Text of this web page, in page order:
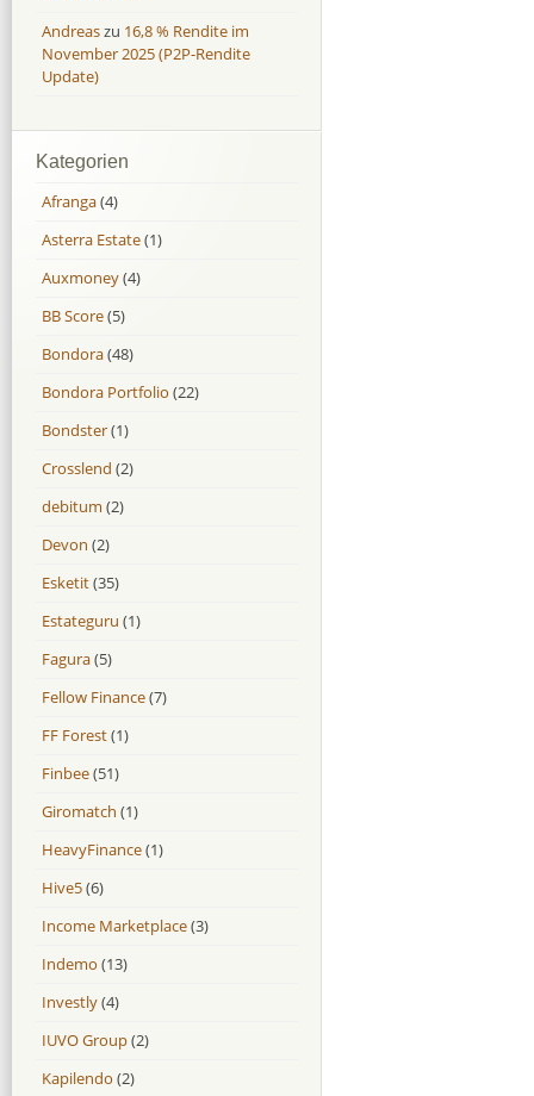
Andreaszu 16,8 % Rendite im
November 2025 (P2P-Rendite
Update)
Kategorien
Afranga(4)
Asterra Estate(1)
Auxmoney(4)
BB Score(5)
Bondora(48)
Bondora Portfolio (22)
Bondster(1)
Crosslend (2)
debitum (2)
Devon (2)
Esketit(35)
Estateguru (1)
Fagura(5)
Fellow Finance(7)
FF Forest(1)
Finbee(51)
Giromatch (1)
HeavyFinance(1)
Hive5(6)
Income Marketplace(3)
Indemo (13)
Investly(4)
IUVO Group(2)
Kapilendo (2)